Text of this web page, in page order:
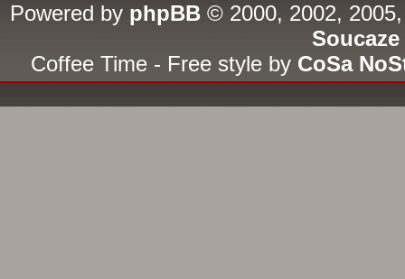
Powered by phpBB© 2000, 2002,
Soucaze
Coffee Time - Free style by CoSa